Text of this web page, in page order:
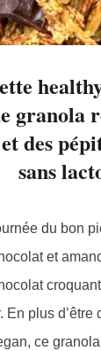
granola
des
sans
du bon
et
En plus d’être
ce